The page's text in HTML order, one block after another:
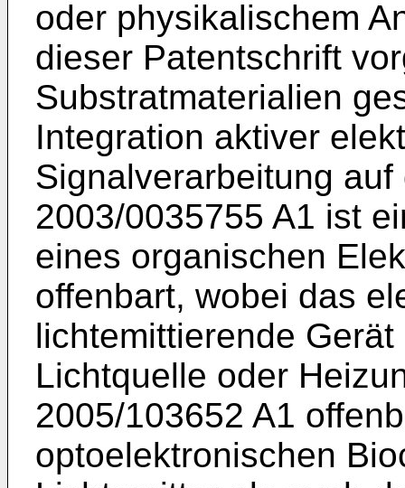
oder physikalischem
dieser Patentschrift
Substratmaterialien
Integration aktiver
Signalverarbeitung
2003/0035755 A1 ist
eines organischen
offenbart, wobei das
lichtemittierende
Lichtquelle oder
2005/103652 A1
optoelektronischen